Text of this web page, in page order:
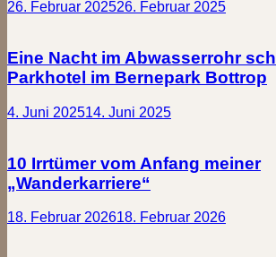
26. Februar 202526. Februar 2025
Eine Nacht im Abwasserrohr
Parkhotel im Bernepark Bottrop
4. Juni 202514. Juni 2025
10 Irrtümer vom Anfang meiner
„Wanderkarriere“
18. Februar 202618. Februar 2026